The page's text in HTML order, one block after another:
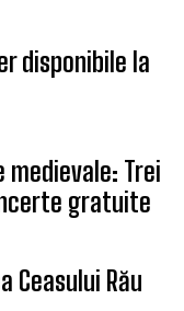
disponibile la
medievale: Trei
gratuite
Ceasului Rău